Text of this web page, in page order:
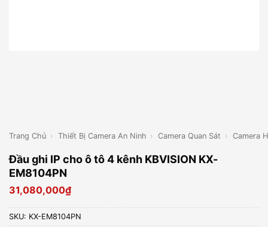
Trang Chủ › Thiết Bị Camera An Ninh › Camera Quan Sát › Camera
Đầu ghi IP cho ô tô 4 kênh KBVISION KX-
EM8104PN
31,080,000₫
SKU: KX-EM8104PN